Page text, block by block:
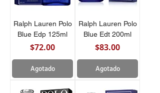
Ralph Lauren Polo
Blue Edp 125ml
Precio
$72.00
Agotado
Ralph Lauren Polo
Blue Edt 200ml
Precio
$83.00
Agotado